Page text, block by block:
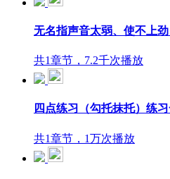
无名指声音太弱、使不上
共1章节，7.2千次播放
四点练习（勾托抹托）练
共1章节，1万次播放